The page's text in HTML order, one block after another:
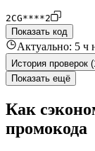
2CG****2
Показать код
Актуально: 5 ч
История проверок
Показать ещё
Как
промокода